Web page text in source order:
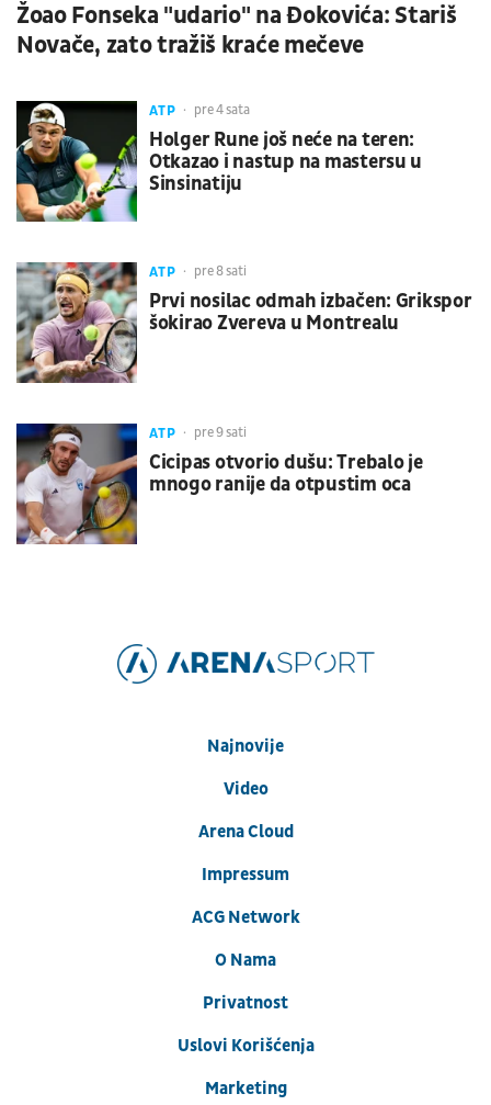
Žoao Fonseka "udario" na Đokovića: Stariš
Novače, zato tražiš kraće mečeve
ATP pre 4 sata
Holger Rune još neće na teren:
Otkazao i nastup na mastersu u
Sinsinatiju
ATP pre 8 sati
Prvi nosilac odmah izbačen: Grikspor
šokirao Zvereva u Montrealu
ATP pre 9 sati
Cicipas otvorio dušu: Trebalo je
mnogo ranije da otpustim oca
Najnovije
Video
Arena Cloud
Impressum
ACG Network
O Nama
Privatnost
Uslovi Korišćenja
Marketing